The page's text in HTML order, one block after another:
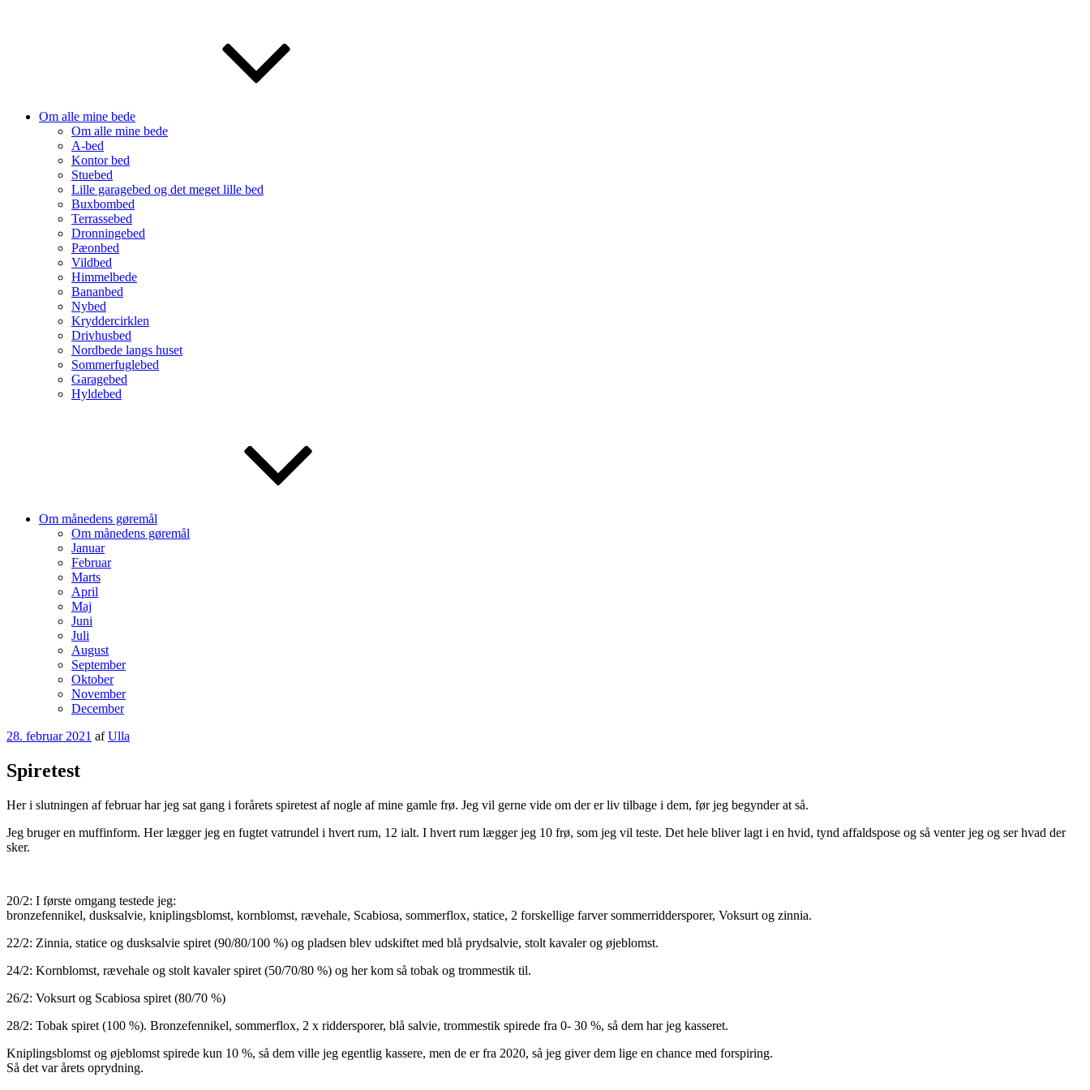
Om alle mine bede
Om alle mine bede
A-bed
Kontor bed
Stuebed
Lille garagebed og det meget lille bed
Buxbombed
Terrassebed
Dronningebed
Pæonbed
Vildbed
Himmelbede
Bananbed
Nybed
Kryddercirklen
Drivhusbed
Nordbede langs huset
Sommerfuglebed
Garagebed
Hyldebed
Om månedens gøremål
Om månedens gøremål
Januar
Februar
Marts
April
Maj
Juni
Juli
August
September
Oktober
November
December
Udgivet
28. februar 2021 afUlla
Spiretest
Her i slutningen af februar har jeg sat gang i forårets spiretest af nogle af mine gamle frø. Jeg vil gerne vide om der er liv tilbage i dem, før jeg begynder at så.
Jeg bruger en muffinform. Her lægger jeg en fugtet vatrundel i hvert rum, 12 ialt. I hvert rum lægger jeg 10 frø, som jeg vil teste. Det hele bliver lagt i en hvid, tynd affaldspose og så venter jeg og ser hvad der
sker.
20/2: I første omgang testede jeg:
bronzefennikel, dusksalvie, kniplingsblomst, kornblomst, rævehale, Scabiosa, sommerflox, statice, 2 forskellige farver sommerriddersporer, Voksurt og zinnia.
22/2: Zinnia, statice og dusksalvie spiret (90/80/100 %) og pladsen blev udskiftet med blå prydsalvie, stolt kavaler og øjeblomst.
24/2: Kornblomst, rævehale og stolt kavaler spiret (50/70/80 %) og her kom så tobak og trommestik til.
26/2: Voksurt og Scabiosa spiret (80/70 %)
28/2: Tobak spiret (100 %). Bronzefennikel, sommerflox, 2 x riddersporer, blå salvie, trommestik spirede fra 0- 30 %, så dem har jeg kasseret.
Kniplingsblomst og øjeblomst spirede kun 10 %, så dem ville jeg egentlig kassere, men de er fra 2020, så jeg giver dem lige en chance med forspiring.
Så det var årets oprydning.